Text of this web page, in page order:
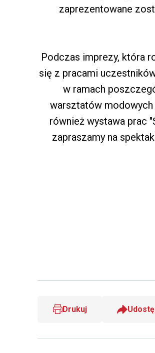
zaprezentowane
Podczas imprezy, która
się z pracami
w ramach
warsztatów
również wystawa prac
zapraszamy na
Drukuj